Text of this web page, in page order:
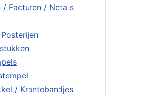
/ Facturen / Nota s
/ Krantebandjes